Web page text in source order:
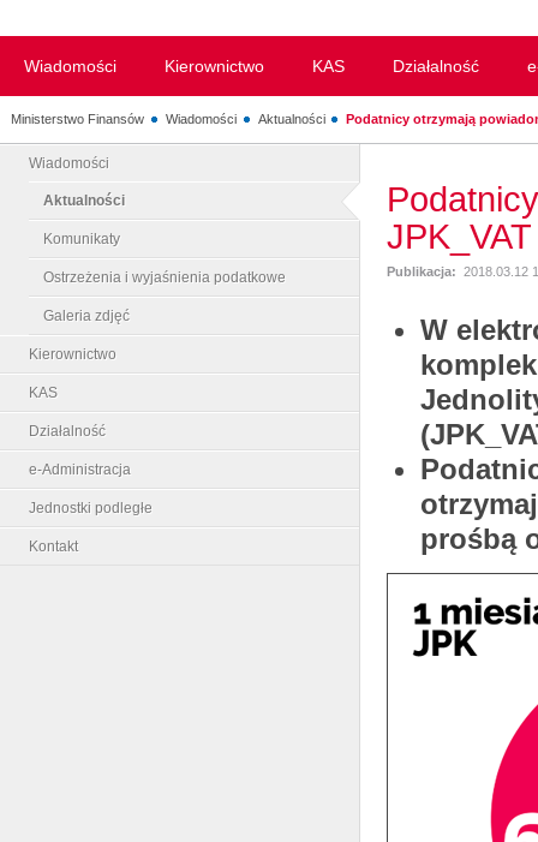
Wiadomości Kierownictwo KAS Działalność
Ministerstwo Finansów Wiadomości Aktualności Podatnicy otrzymają
Wiadomości
Aktualności
Komunikaty
Ostrzeżenia i wyjaśnienia podatkowe
Galeria zdjęć
Kierownictwo
KAS
Działalność
e-Administracja
Jednostki podległe
Kontakt
JPK_VAT
Publikacja: 2018.03.12
W
prośbą